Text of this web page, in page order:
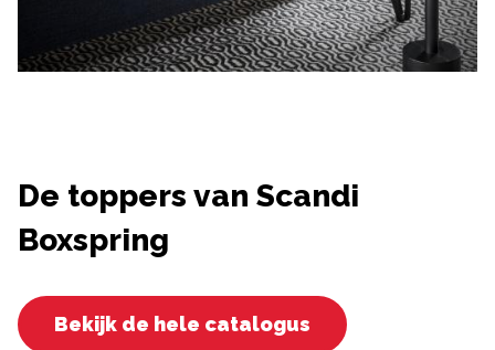
De toppers van Scandi
Boxspring
Bekijk de hele catalogus